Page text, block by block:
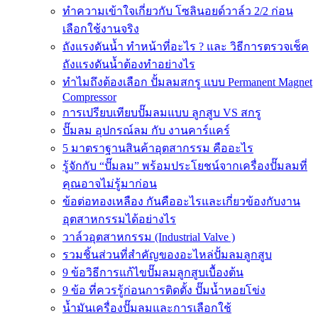
ทำความเข้าใจเกี่ยวกับ โซลินอยด์วาล์ว 2/2 ก่อน
เลือกใช้งานจริง
ถังแรงดันน้ำ ทำหน้าที่อะไร ? และ วิธีการตรวจเช็ค
ถังแรงดันน้ำต้องทำอย่างไร
ทำไมถึงต้องเลือก ปั้มลมสกรู แบบ Permanent Magnet
Compressor
การเปรียบเทียบปั๊มลมแบบ ลูกสูบ VS สกรู
ปั๊มลม อุปกรณ์ลม กับ งานคาร์แคร์
5 มาตราฐานสินค้าอุตสากรรม คืออะไร
รู้จักกับ “ปั๊มลม” พร้อมประโยชน์จากเครื่องปั๊มลมที่
คุณอาจไม่รู้มาก่อน
ข้อต่อทองเหลือง กันคืออะไรและเกี่ยวข้องกับงาน
อุตสาหกรรมได้อย่างไร
วาล์วอุตสาหกรรม (Industrial Valve )
รวมชิ้นส่วนที่สำคัญของอะไหล่ปั้มลมลูกสูบ
9 ข้อวิธีการแก้ไขปั๊มลมลูกสูบเบื้องต้น
9 ข้อ ที่ควรรู้ก่อนการติดตั้ง ปั๊มน้ำหอยโข่ง
น้ำมันเครื่องปั๊มลมและการเลือกใช้